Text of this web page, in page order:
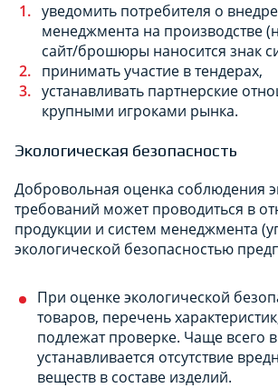
уведомить потребителя о
менеджмента на производстве
сайт/брошюры наносится знак
принимать участие в тендерах,
устанавливать партнерские
крупными игроками рынка.
Экологическая безопасность
Добровольная оценка соблюдения
требований может проводиться в
продукции и систем менеджмента
экологической безопасностью
При оценке экологической
товаров, перечень
подлежат проверке. Чаще всего
устанавливается отсутствие
веществ в составе изделий.